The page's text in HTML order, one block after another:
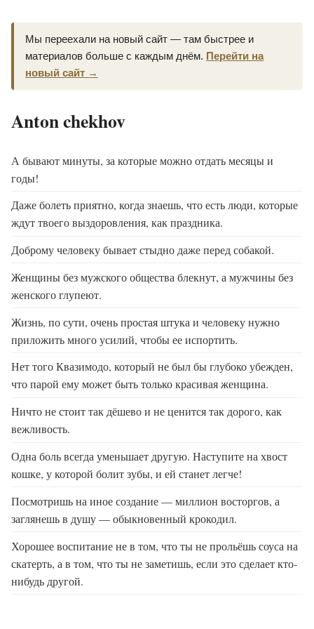
Мы переехали на новый сайт — там быстрее и
материалов больше с каждым днём. Перейти на
новый сайт →
Anton chekhov
А бывают минуты, за которые можно отдать месяцы и
годы!
Даже болеть приятно, когда знаешь, что есть люди, которые
ждут твоего выздоровления, как праздника.
Доброму человеку бывает стыдно даже перед собакой.
Женщины без мужского общества блекнут, а мужчины без
женского глупеют.
Жизнь, по сути, очень простая штука и человеку нужно
приложить много усилий, чтобы ее испортить.
Нет того Квазимодо, который не был бы глубоко убежден,
что парой ему может быть только красивая женщина.
Ничто не стоит так дёшево и не ценится так дорого, как
вежливость.
Одна боль всегда уменьшает другую. Наступите на хвост
кошке, у которой болит зубы, и ей станет легче!
Посмотришь на иное создание — миллион восторгов, а
заглянешь в душу — обыкновенный крокодил.
Хорошее воспитание не в том, что ты не прольёшь соуса на
скатерть, а в том, что ты не заметишь, если это сделает кто-
нибудь другой.